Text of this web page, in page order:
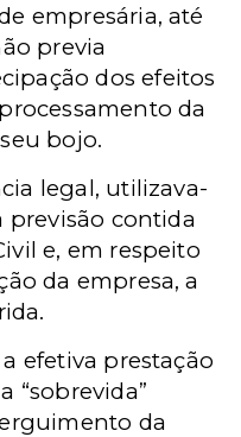
empresária, até
previa
dos efeitos
da
bojo.
legal, utilizava-
previsão contida
e, em respeito
da empresa, a
efetiva prestação
“sobrevida”
da